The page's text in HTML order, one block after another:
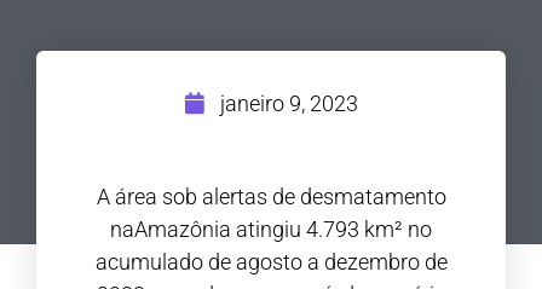
janeiro 9, 2023
A área sob alertas de desmatamento
naAmazônia atingiu 4.793 km² no
acumulado de agosto a dezembro de